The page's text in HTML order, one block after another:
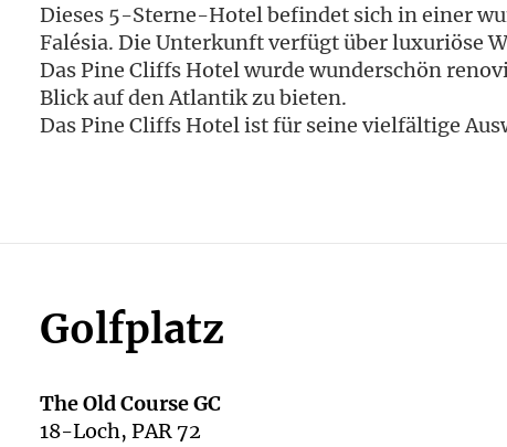
Dieses 5-Sterne-Hotel befindet sich in einer
Falésia. Die Unterkunft verfügt über luxuriöse
Das Pine Cliffs Hotel wurde wunderschön
Blick auf den Atlantik zu bieten.
Das Pine Cliffs Hotel ist für seine vielfältige
Golfplatz
The Old Course GC
18-Loch, PAR 72